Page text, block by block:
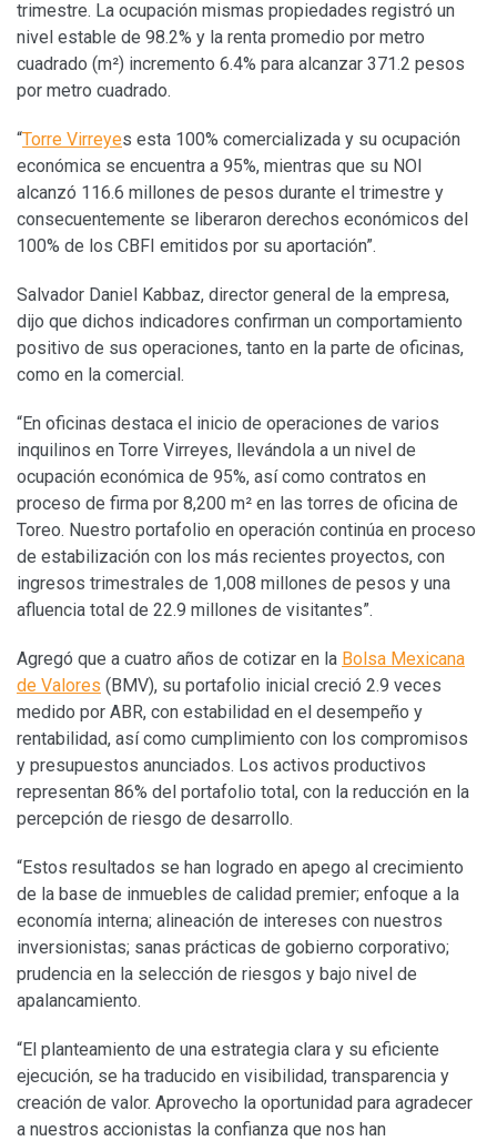
trimestre. La ocupación mismas propiedades registró un
nivel estable de 98.2% y la renta promedio por metro
cuadrado (m²) incremento 6.4% para alcanzar 371.2 pesos
por metro cuadrado.
“Torre Virreyes esta 100% comercializada y su ocupación
económica se encuentra a 95%, mientras que su NOI
alcanzó 116.6 millones de pesos durante el trimestre y
consecuentemente se liberaron derechos económicos del
100% de los CBFI emitidos por su aportación”.
Salvador Daniel Kabbaz, director general de la empresa,
dijo que dichos indicadores confirman un comportamiento
positivo de sus operaciones, tanto en la parte de oficinas,
como en la comercial.
“En oficinas destaca el inicio de operaciones de varios
inquilinos en Torre Virreyes, llevándola a un nivel de
ocupación económica de 95%, así como contratos en
proceso de firma por 8,200 m² en las torres de oficina de
Toreo. Nuestro portafolio en operación continúa en proceso
de estabilización con los más recientes proyectos, con
ingresos trimestrales de 1,008 millones de pesos y una
afluencia total de 22.9 millones de visitantes”.
Agregó que a cuatro años de cotizar en la Bolsa Mexicana
de Valores (BMV), su portafolio inicial creció 2.9 veces
medido por ABR, con estabilidad en el desempeño y
rentabilidad, así como cumplimiento con los compromisos
y presupuestos anunciados. Los activos productivos
representan 86% del portafolio total, con la reducción en la
percepción de riesgo de desarrollo.
“Estos resultados se han logrado en apego al crecimiento
de la base de inmuebles de calidad premier; enfoque a la
economía interna; alineación de intereses con nuestros
inversionistas; sanas prácticas de gobierno corporativo;
prudencia en la selección de riesgos y bajo nivel de
apalancamiento.
“El planteamiento de una estrategia clara y su eficiente
ejecución, se ha traducido en visibilidad, transparencia y
creación de valor. Aprovecho la oportunidad para agradecer
a nuestros accionistas la confianza que nos han